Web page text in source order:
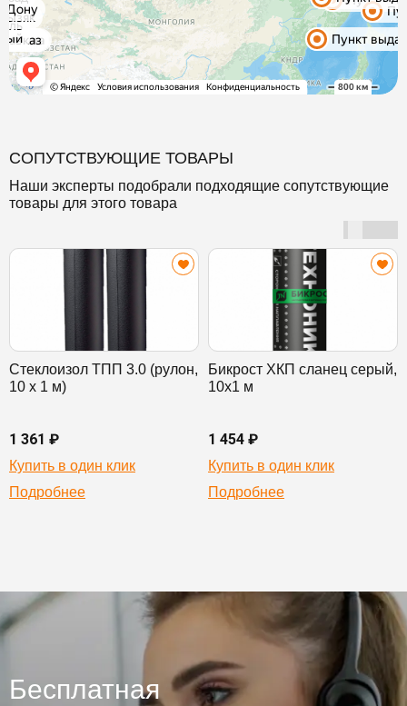
СОПУТСТВУЮЩИЕ ТОВАРЫ
Наши эксперты подобрали подходящие сопутствующие
товары для этого товара
Стеклоизол ТПП 3.0 (рулон,
10 х 1 м)
1 361 ₽
Купить в один клик
Подробнее
Бикрост ХКП сланец серый,
10х1 м
1 454 ₽
Купить в один клик
Подробнее
Бесплатная